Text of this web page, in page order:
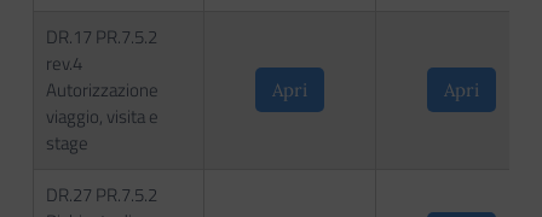
DR.17 PR.7.5.2
rev.4
Autorizzazione
viaggio, visita e
stage
Apri Apri
DR.27 PR.7.5.2